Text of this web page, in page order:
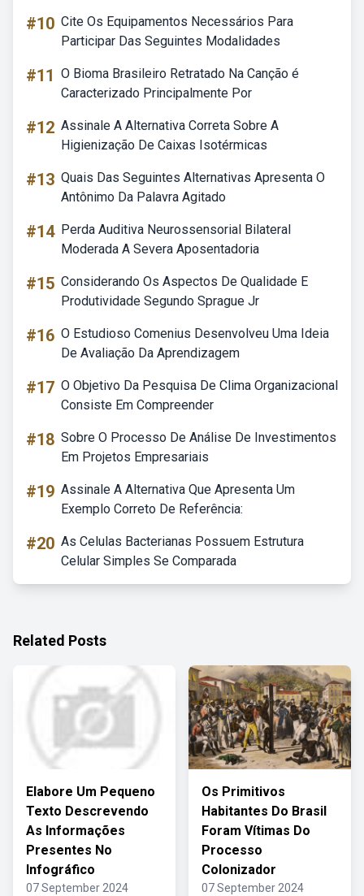
#10 Cite Os Equipamentos Necessários Para
Participar Das Seguintes Modalidades
#11 O Bioma Brasileiro Retratado Na Canção é
Caracterizado Principalmente Por
#12 Assinale A Alternativa Correta Sobre A
Higienização De Caixas Isotérmicas
#13 Quais Das Seguintes Alternativas Apresenta O
Antônimo Da Palavra Agitado
#14 Perda Auditiva Neurossensorial Bilateral
Moderada A Severa Aposentadoria
#15 Considerando Os Aspectos De Qualidade E
Produtividade Segundo Sprague Jr
#16 O Estudioso Comenius Desenvolveu Uma Ideia
De Avaliação Da Aprendizagem
#17 O Objetivo Da Pesquisa De Clima Organizacional
Consiste Em Compreender
#18 Sobre O Processo De Análise De Investimentos
Em Projetos Empresariais
#19 Assinale A Alternativa Que Apresenta Um
Exemplo Correto De Referência:
#20 As Celulas Bacterianas Possuem Estrutura
Celular Simples Se Comparada
Related Posts
Elabore Um Pequeno
Texto Descrevendo
As Informações
Presentes No
Infográfico
07 September 2024
Os Primitivos
Habitantes Do Brasil
Foram Vítimas Do
Processo
Colonizador
07 September 2024